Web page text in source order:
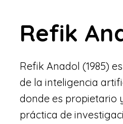
Refik
Refik Anadol (1985)
de la inteligencia
donde es propietario
práctica de